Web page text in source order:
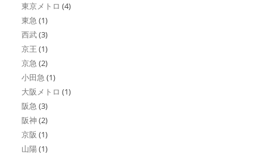
東京メトロ (4)
東急 (1)
西武(3)
京王 (1)
京急 (2)
小田急 (1)
大阪メトロ (1)
阪急 (3)
阪神 (2)
京阪 (1)
山陽 (1)